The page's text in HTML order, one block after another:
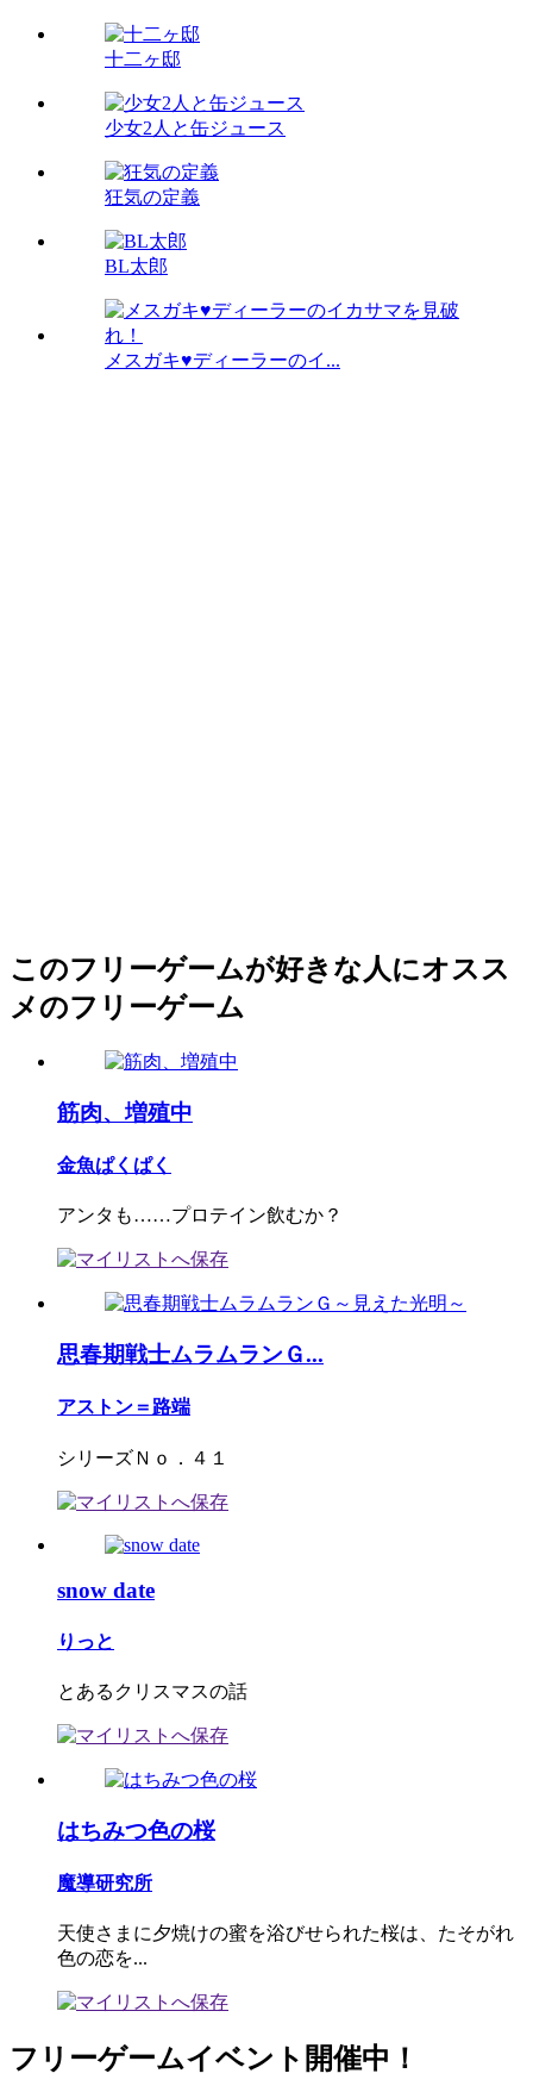
十二ヶ邸
少女2人と缶ジュース
狂気の定義
BL太郎
メスガキ♥ディーラーのイ...
このフリーゲームが好きな人にオスス
メのフリーゲーム
筋肉、増殖中
金魚ぱくぱく
アンタも……プロテイン飲むか？
思春期戦士ムラムランＧ...
アストン＝路端
シリーズＮｏ．４１
snow date
りっと
とあるクリスマスの話
はちみつ色の桜
魔導研究所
天使さまに夕焼けの蜜を浴びせられた桜は、たそがれ
色の恋を...
フリーゲームイベント開催中！